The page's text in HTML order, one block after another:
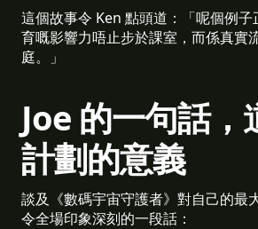
這個故事令 Ken 點頭道：「呢個例
育嘅影響力唔止步於課室，而係真實
庭。」
Joe 的一句話，
計劃的意義
談及《數碼宇宙守護者》對自己的最
令全場印象深刻的一段話：